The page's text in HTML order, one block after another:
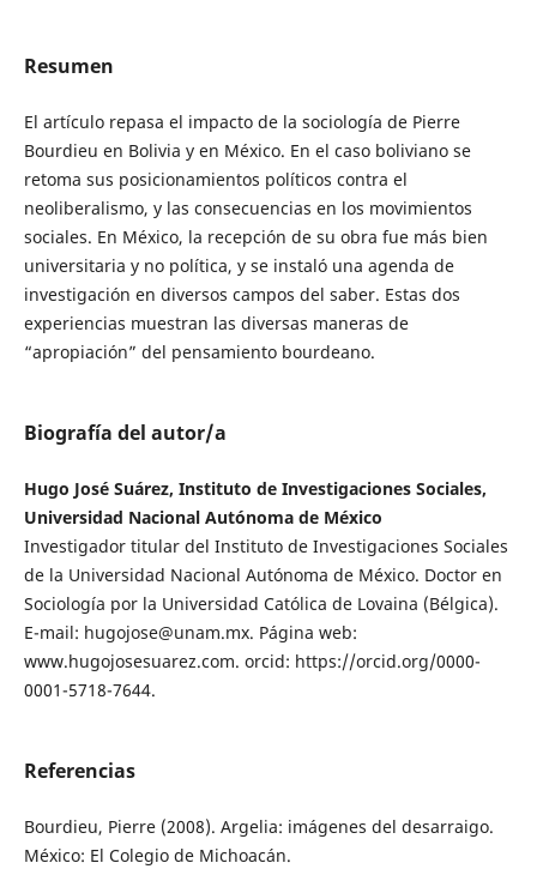
Resumen
El artículo repasa el impacto de la sociología de Pierre
Bourdieu en Bolivia y en México. En el caso boliviano se
retoma sus posicionamientos políticos contra el
neoliberalismo, y las consecuencias en los movimientos
sociales. En México, la recepción de su obra fue más bien
universitaria y no política, y se instaló una agenda de
investigación en diversos campos del saber. Estas dos
experiencias muestran las diversas maneras de
“apropiación” del pensamiento bourdeano.
Biografía del autor/a
Hugo José Suárez, Instituto de Investigaciones Sociales,
Universidad Nacional Autónoma de México
Investigador titular del Instituto de Investigaciones Sociales
de la Universidad Nacional Autónoma de México. Doctor en
Sociología por la Universidad Católica de Lovaina (Bélgica).
E-mail: hugojose@unam.mx. Página web:
www.hugojosesuarez.com. orcid: https://orcid.org/0000-
0001-5718-7644.
Referencias
Bourdieu, Pierre (2008). Argelia: imágenes del desarraigo.
México: El Colegio de Michoacán.